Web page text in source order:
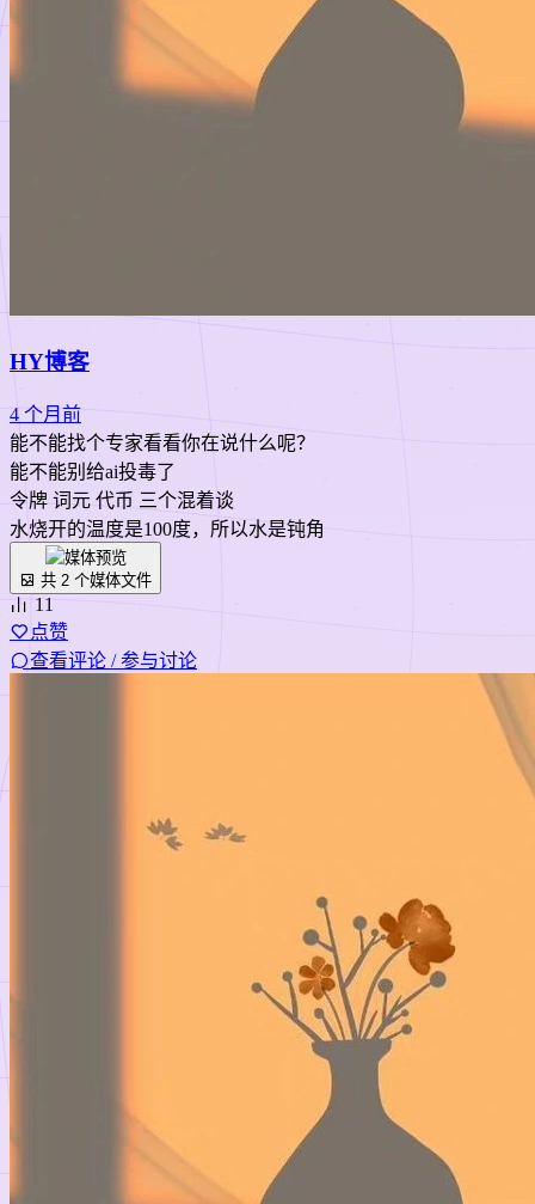
HY博客
4 个月前
能不能找个专家看看你在说什么呢？
能不能别给ai投毒了
令牌 词元 代币 三个混着谈
水烧开的温度是100度，所以水是钝角
共 2 个媒体文件
11
点赞
查看评论 / 参与讨论